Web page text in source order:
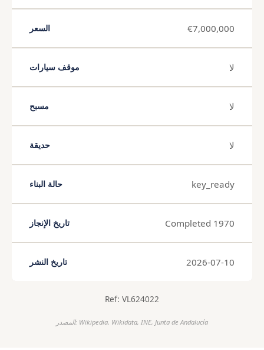
السعر €7,000,000
موقف سيارات لا
مسبح لا
حديقة لا
حالة البناء key_ready
تاريخ الإنجاز Completed 1970
تاريخ النشر 2026-07-10
Ref: VL624022
المصدر: Wikipedia, Wikidata, INE, Junta de Andalucía